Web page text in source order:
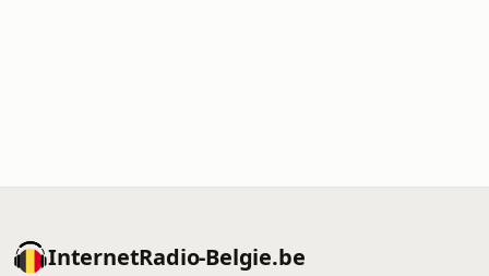
InternetRadio-Belgie.be